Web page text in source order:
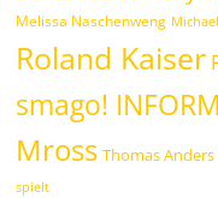
Melissa Naschenweng
Roland Kaiser
smago!
Mross Thomas Anders
spielt